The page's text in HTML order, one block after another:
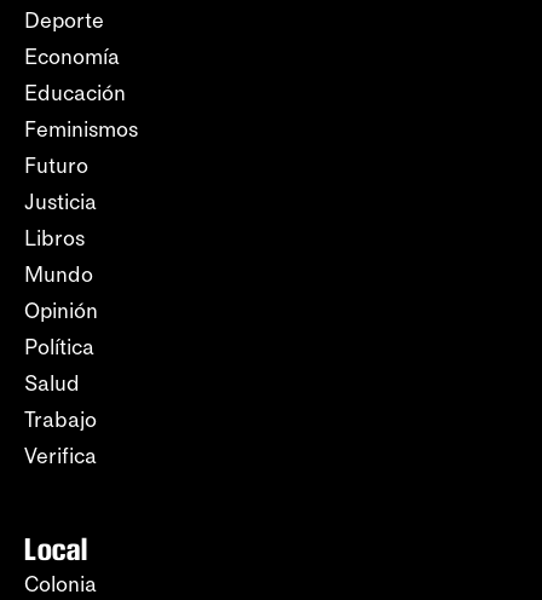
Deporte
Economía
Educación
Feminismos
Futuro
Justicia
Libros
Mundo
Opinión
Política
Salud
Trabajo
Verifica
Local
Colonia